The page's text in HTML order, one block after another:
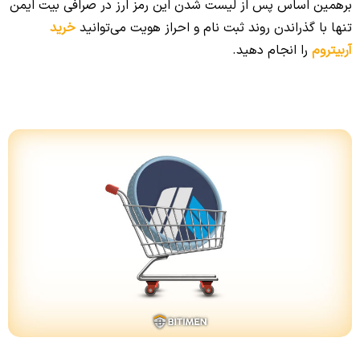
برهمین اساس پس از لیست شدن این رمز ارز در صرافی بیت ایمن
تنها با گذراندن روند ثبت نام و احراز هویت می‌توانید خرید
آربیتروم را انجام دهید.